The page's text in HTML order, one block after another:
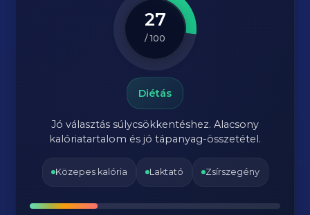
27
/ 100
Diétás
Jó választás súlycsökkentéshez. Alacsony
kalóriatartalom és jó tápanyag-összetétel.
Közepes kalória Laktató Zsírszegény